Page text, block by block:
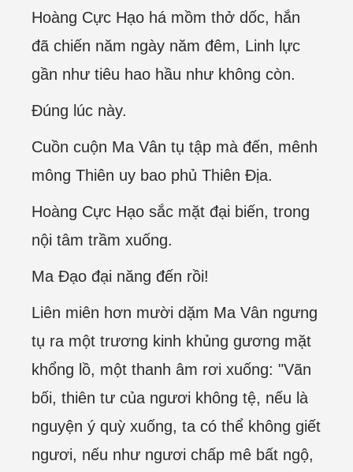
Hoàng Cực Hạo há mồm thở dốc, hắn
đã chiến năm ngày năm đêm, Linh lực
gần như tiêu hao hầu như không còn.
Đúng lúc này.
Cuồn cuộn Ma Vân tụ tập mà đến, mênh
mông Thiên uy bao phủ Thiên Địa.
Hoàng Cực Hạo sắc mặt đại biến, trong
nội tâm trầm xuống.
Ma Đạo đại năng đến rồi!
Liên miên hơn mười dặm Ma Vân ngưng
tụ ra một trương kinh khủng gương mặt
khổng lồ, một thanh âm rơi xuống: "Vãn
bối, thiên tư của ngươi không tệ, nếu là
nguyện ý quỳ xuống, ta có thể không giết
ngươi, nếu như ngươi chấp mê bất ngộ,